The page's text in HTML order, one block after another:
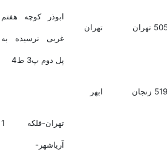
تهران تهران
ابوذر کوچه هفتم
غربی نرسیده به
پل دوم پ3 ط4
زنجان ابهر
تهران-فلکه 1
آریاشهر-